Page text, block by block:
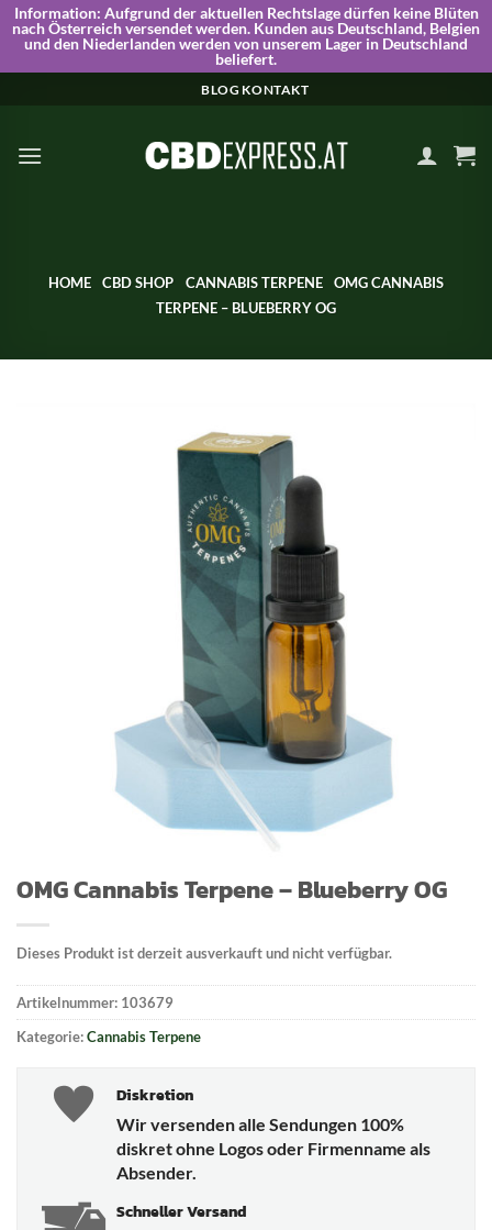
Information: Aufgrund der aktuellen Rechtslage dürfen keine Blüten
nach Österreich versendet werden. Kunden aus Deutschland, Belgien
und den Niederlanden werden von unserem Lager in Deutschland
beliefert.
BLOG KONTAKT
HOME CBD SHOP CANNABIS TERPENE
OMG CANNABIS
TERPENE – BLUEBERRY OG
OMG Cannabis Terpene – Blueberry OG
Dieses Produkt ist derzeit ausverkauft und nicht verfügbar.
Artikelnummer: 103679
Kategorie:Cannabis Terpene
Diskretion
Wir versenden alle Sendungen 100%
diskret ohne Logos oder Firmenname als
Absender.
Schneller Versand